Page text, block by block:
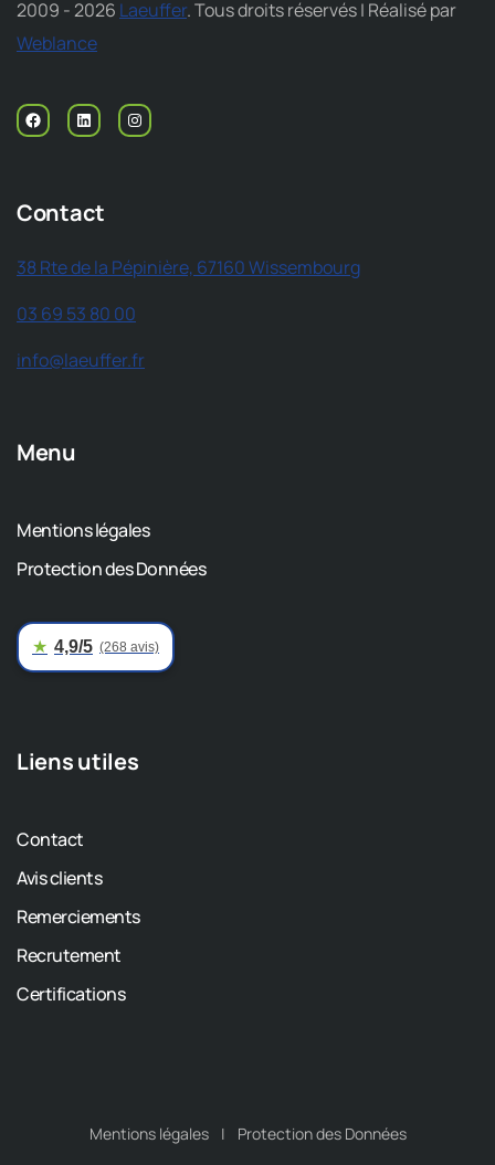
2009 - 2026 Laeuffer. Tous droits réservés | Réalisé par
Weblance
Contact
38 Rte de la Pépinière, 67160 Wissembourg
03 69 53 80 00
info@laeuffer.fr
Menu
Mentions légales
Protection des Données
★ 4,9/5 (268 avis)
Liens utiles
Contact
Avis clients
Remerciements
Recrutement
Certifications
Mentions légales Protection des Données